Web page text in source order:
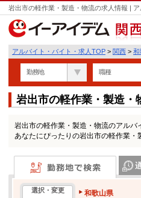
岩出市の軽作業・製造・物流の求人情報 |
関西
アルバイト・バイト・求人TOP > 関西 > 和
勤務地 職種
岩出市の軽作業・製造・
岩出市の軽作業・製造・物流のアルバ
あなたにぴったりの岩出市の軽作業・
勤務地で検索
選択・変更
和歌山県